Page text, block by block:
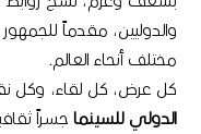
والدوليين، مقدماً
مختلف أنحاء العالم.
كل عرض، كل لقاء،
الدولي للسينما جسراً